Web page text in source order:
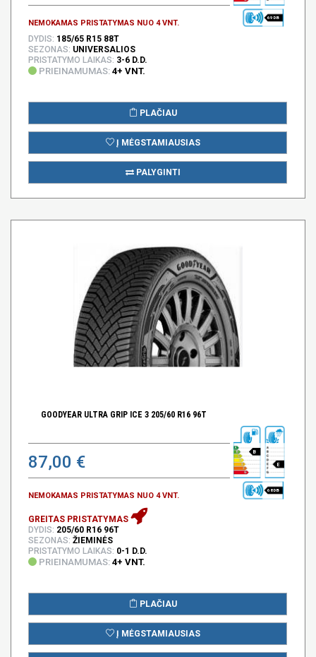
NEMOKAMAS PRISTATYMAS NUO 4 VNT.
69 DB
DYDIS: 185/65 R15 88T
SEZONAS: UNIVERSALIOS
PRISTATYMO LAIKAS: 3-6 D.D.
PRIEINAMUMAS: 4+ VNT.
PLAČIAU
Į MĖGSTAMIAUSIAS
PALYGINTI
GOODYEAR ULTRA GRIP ICE 3 205/60 R16 96T
87,00 €
NEMOKAMAS PRISTATYMAS NUO 4 VNT.
B
E
68 DB
GREITAS PRISTATYMAS
DYDIS: 205/60 R16 96T
SEZONAS: ŽIEMINĖS
PRISTATYMO LAIKAS: 0-1 D.D.
PRIEINAMUMAS: 4+ VNT.
PLAČIAU
Į MĖGSTAMIAUSIAS